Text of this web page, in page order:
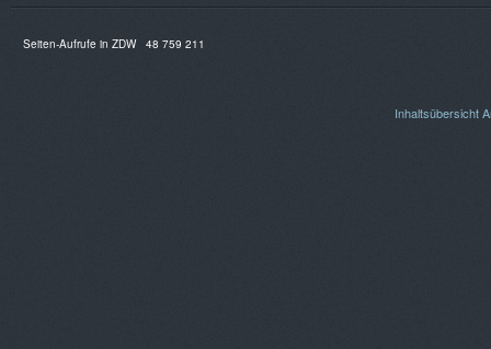
Seiten-Aufrufe in ZDW 48 759 211
Inhaltsübersicht